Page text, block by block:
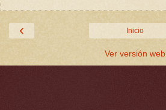
‹ Inicio
Ver versión web